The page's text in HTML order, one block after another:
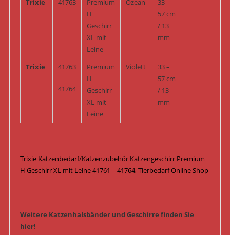
Trixie 41763
Premium
H
Geschirr
XL mit
Leine
Ozean
33 –
57 cm
/ 13
mm
Trixie 41763
41764
Premium
H
Geschirr
XL mit
Leine
Violett
33 –
57 cm
/ 13
mm
Trixie Katzenbedarf/Katzenzubehör Katzengeschirr Premium
H Geschirr XL mit Leine 41761 – 41764, Tierbedarf Online Shop
Weitere Katzenhalsbänder und Geschirre finden Sie
hier!